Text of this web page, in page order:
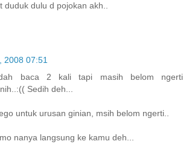
duduk dulu d pojokan akh..
2008 07:51
baca 2 kali tapi masih belom ngerti
Sedih deh...
untuk urusan ginian, msih belom ngerti..
nanya langsung ke kamu deh...